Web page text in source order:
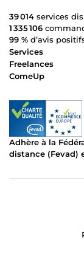
39 014 services
1 335 106
99 % d’avis
Services
Freelances
ComeUp
Adhère à la
distance (Fevad)